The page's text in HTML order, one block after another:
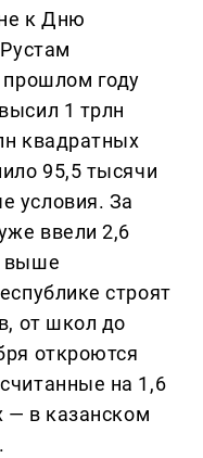
к Дню
году
1 трлн
квадратных
95,5 тысячи
условия. За
ввели 2,6
выше
строят
от школ до
откроются
на 1,6
— в казанском